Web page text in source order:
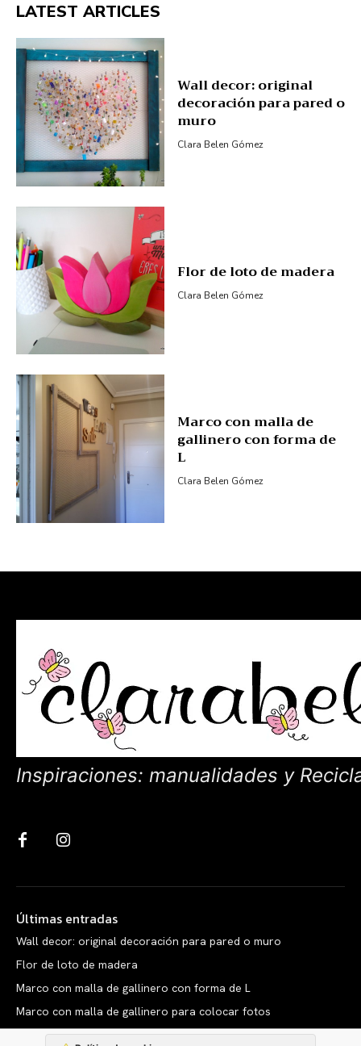
LATEST ARTICLES
Wall decor: original
decoración para pared o
muro
Clara Belen Gómez
Flor de loto de madera
Clara Belen Gómez
Marco con malla de
gallinero con forma de
L
Clara Belen Gómez
Inspiraciones: manualidades y
Últimas entradas
Wall decor: original decoración para pared o muro
Flor de loto de madera
Marco con malla de gallinero con forma de L
Marco con malla de gallinero para colocar fotos